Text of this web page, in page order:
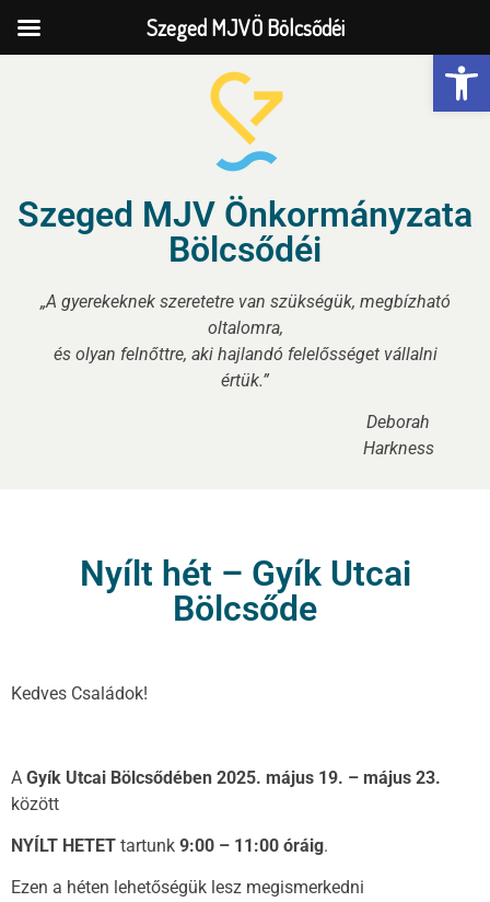
Szeged MJV Önkormányzata
Bölcsődéi
„A gyerekeknek szeretetre van szükségük, megbízható
oltalomra,
és olyan felnőttre, aki hajlandó felelősséget vállalni
értük.”
Deborah
Harkness
Nyílt hét – Gyík Utcai
Bölcsőde
Kedves Családok!
A Gyík Utcai Bölcsődében 2025. május 19. – május 23.
között
NYÍLT HETET tartunk 9:00 – 11:00 óráig.
Ezen a héten lehetőségük lesz megismerkedni
Szeged MJVÖ Bölcsődéi